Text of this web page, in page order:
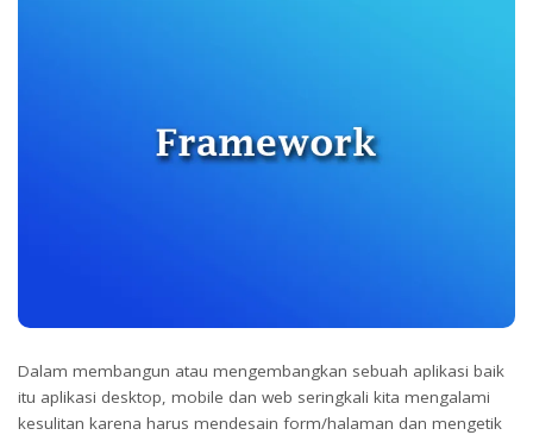
Dalam membangun atau mengembangkan sebuah aplikasi baik
itu aplikasi desktop, mobile dan web seringkali kita mengalami
kesulitan karena harus mendesain form/halaman dan mengetik